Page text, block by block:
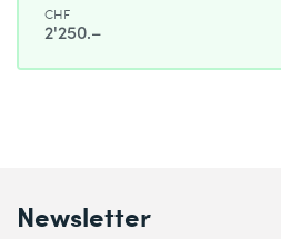
CHF
2'250.–
Newsletter